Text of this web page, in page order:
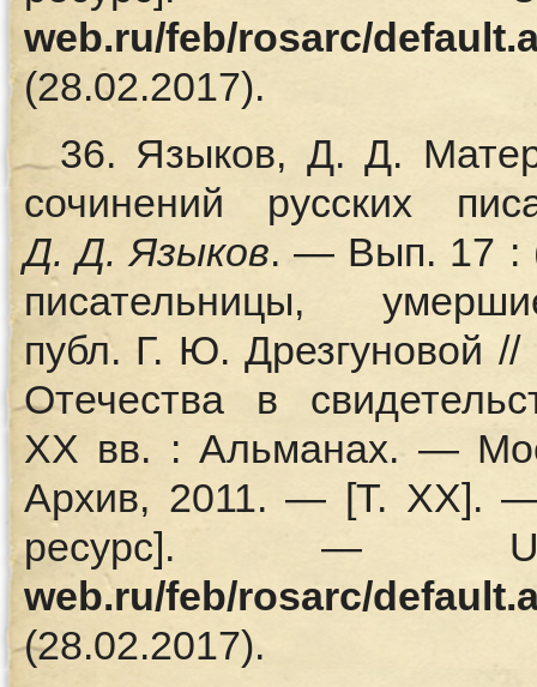
web.ru/feb/rosarc/
(28.02.2017).
36. Языков, Д. Д.
сочинений русских
Д. Д. Языков. — Вып. 17 :
писательницы,
публ. Г. Ю. Дрезгуновой
Отечества в
XX вв. : Альманах. —
Архив, 2011. — [Т. XX].
ресурс].
web.ru/feb/rosarc/
(28.02.2017).